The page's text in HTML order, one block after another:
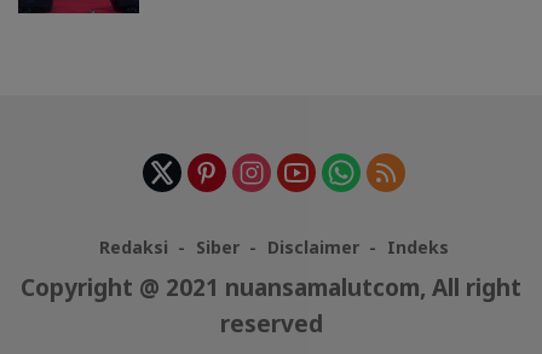
Redaksi Siber Disclaimer Indeks
Copyright @ 2021 nuansamalutcom, All right
reserved